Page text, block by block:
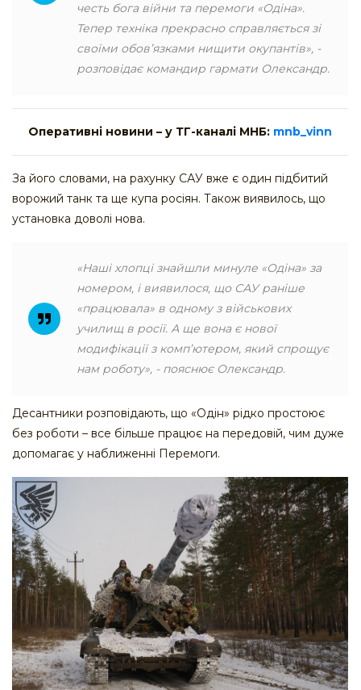
честь бога війни та перемоги «Одіна».
Тепер техніка прекрасно справляється зі
своїми обов’язками нищити окупантів», -
розповідає командир гармати Олександр.
Оперативні новини – у ТГ-каналі МНБ: mnb_vinn
За його словами, на рахунку САУ вже є один підбитий
ворожий танк та ще купа росіян. Також виявилось, що
установка доволі нова.
«Наші хлопці знайшли минуле «Одіна» за
номером, і виявилося, що САУ раніше
«працювала» в одному з військових
училищ в росії. А ще вона є нової
модифікації з комп’ютером, який спрощує
нам роботу», - пояснює Олександр.
Десантники розповідають, що «Одін» рідко простоює
без роботи – все більше працює на передовій, чим дуже
допомагає у наближенні Перемоги.